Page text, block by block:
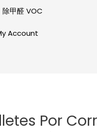
除甲醛 VOC
Account
Por